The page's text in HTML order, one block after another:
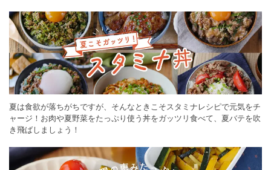
夏は食欲が落ちがちですが、そんなときこそスタミナレシピで元気をチ
ャージ！お肉や夏野菜をたっぷり使う丼をガッツリ食べて、夏バテを吹
き飛ばしましょう！